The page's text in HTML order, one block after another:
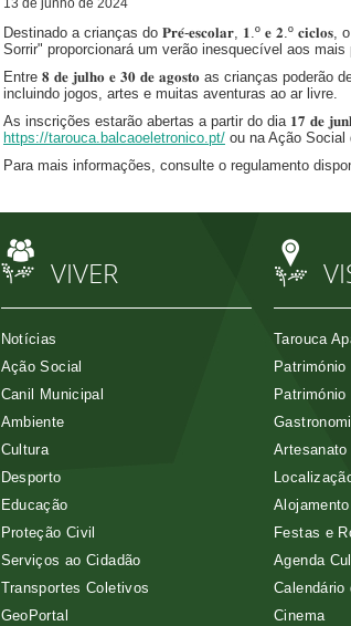
13 de junho de 2024
Destinado a crianças do 𝐏𝐫𝐞́-𝐞𝐬𝐜𝐨𝐥𝐚𝐫, 𝟏.º 𝐞 𝟐.º
Sorrir" proporcionará um verão inesquecível aos mais
Entre 𝟖 𝐝𝐞 𝐣𝐮𝐥𝐡𝐨 𝐞 𝟑𝟎 𝐝𝐞 𝐚𝐠𝐨𝐬𝐭𝐨 as crianças
incluindo jogos, artes e muitas aventuras ao ar livre.
As inscrições estarão abertas a partir do dia 𝟏𝟕 𝐝𝐞
https://tarouca.balcaoeletronico.pt/ ou na Ação Social
Para mais informações, consulte o regulamento
VIVER
Notícias
Ação Social
Canil Municipal
Ambiente
Cultura
Desporto
Educação
Proteção Civil
Serviços ao Cidadão
Transportes Coletivos
GeoPortal
Tarouca
Património
Artesanato
Alojamento
Festas e
Agenda
Calendário
Cinema